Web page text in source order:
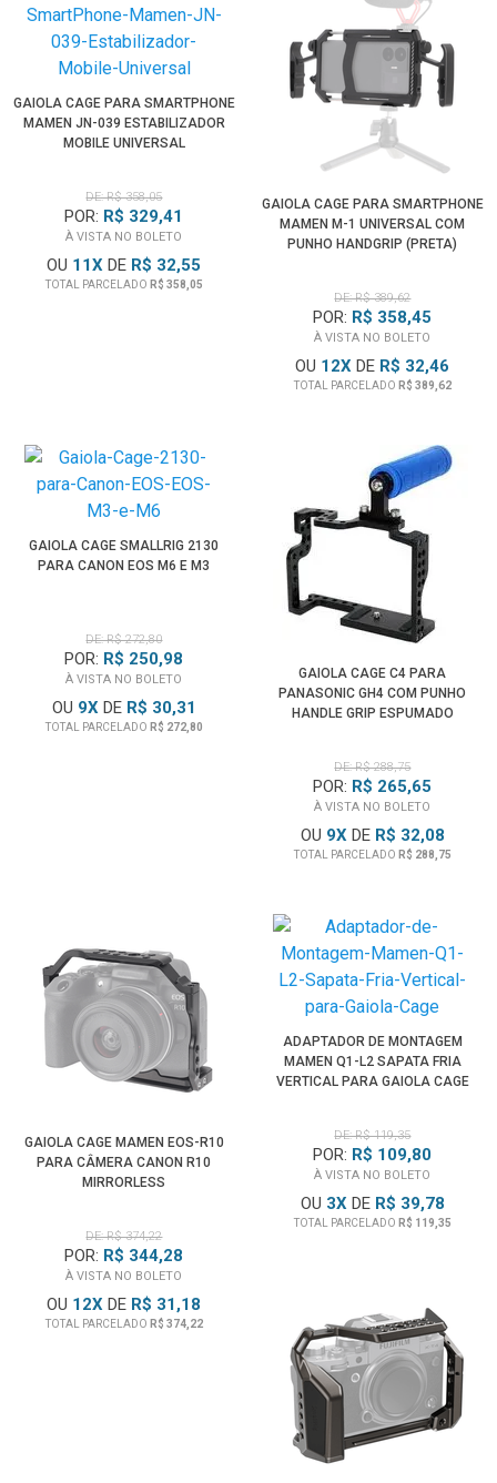
GAIOLA CAGE PARA SMARTPHONE
MAMEN JN-039 ESTABILIZADOR
MOBILE UNIVERSAL
DE: R$ 358,05
POR: R$ 329,41
À VISTA NO BOLETO
OU 11X DE R$ 32,55
TOTAL PARCELADO R$ 358,05
GAIOLA CAGE PARA SMARTPHONE
MAMEN M-1 UNIVERSAL COM
PUNHO HANDGRIP (PRETA)
DE: R$ 389,62
POR: R$ 358,45
À VISTA NO BOLETO
OU 12X DE R$ 32,46
TOTAL PARCELADO R$ 389,62
GAIOLA CAGE SMALLRIG 2130
PARA CANON EOS M6 E M3
DE: R$ 272,80
POR: R$ 250,98
À VISTA NO BOLETO
OU 9XDE R$ 30,31
TOTAL PARCELADO R$ 272,80
GAIOLA CAGE C4 PARA
PANASONIC GH4 COM PUNHO
HANDLE GRIP ESPUMADO
DE: R$ 288,75
POR: R$ 265,65
À VISTA NO BOLETO
OU 9XDE R$ 32,08
TOTAL PARCELADO R$ 288,75
GAIOLA CAGE MAMEN EOS-R10
PARA CÂMERA CANON R10
MIRRORLESS
DE: R$ 374,22
POR: R$ 344,28
À VISTA NO BOLETO
OU 12X DE R$ 31,18
TOTAL PARCELADO R$ 374,22
ADAPTADOR DE MONTAGEM
MAMEN Q1-L2 SAPATA FRIA
VERTICAL PARA GAIOLA CAGE
DE: R$ 119,35
POR: R$ 109,80
À VISTA NO BOLETO
OU 3XDE R$ 39,78
TOTAL PARCELADO R$ 119,35